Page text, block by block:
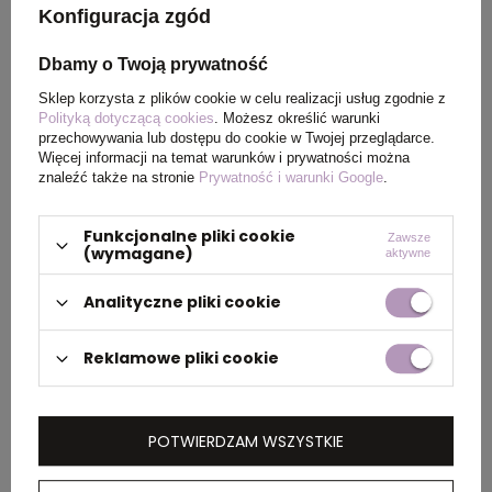
Kolor pomarańczowy
PAKOWANIE
Wymiary
zewnętrznego
38 x 54 x
Waga
kartonu
zewnętrznego
6 kg,8 kg
Konfiguracja zgód
Dbamy o Twoją prywatność
Sklep korzysta z plików cookie w celu realizacji usług zgodnie z
Polityką dotyczącą cookies. Możesz określić warunki
przechowywania lub dostępu do cookie w Twojej przeglądarce.
Więcej informacji na temat warunków i prywatności można
znaleźć także na stronie Prywatność i warunki Google.
Funkcjonalne pliki cookie
(wymagane)
Zawsze
aktywne
Analityczne pliki cookie
Reklamowe pliki cookie
POTWIERDZAM WSZYSTKIE